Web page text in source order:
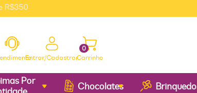
Entrar/CadastrarCarrinho
0
Por
Chocolates